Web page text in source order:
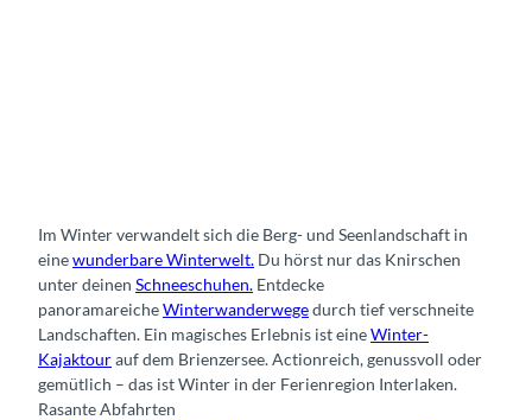
Im Winter verwandelt sich die Berg- und Seenlandschaft in
einewunderbare Winterwelt. Du hörst nur das Knirschen
unter deinen Schneeschuhen. Entdecke
panoramareicheWinterwanderwegedurch tief verschneite
Landschaften. Ein magisches Erlebnis ist eineWinter-
Kajaktourauf dem Brienzersee. Actionreich, genussvoll oder
gemütlich – das ist Winter in der Ferienregion Interlaken.
Rasante Abfahrten